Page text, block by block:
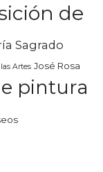
de
Sagrado
Artes José Rosa
pintura